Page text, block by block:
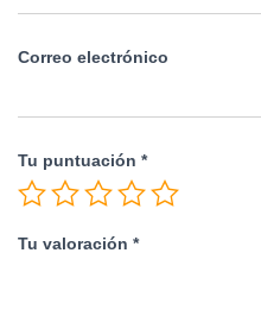
Correo electrónico
Tu puntuación *
Tu valoración *